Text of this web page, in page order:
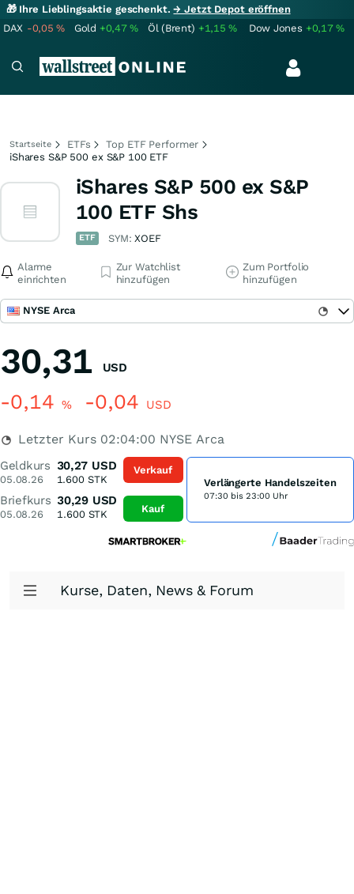
🎁 Ihre Lieblingsaktie geschenkt.→ Jetzt Depot eröffnen
DAX -0,05% Gold +0,47% Öl (Brent) +1,15% Dow Jones +0,17%
Startseite ETFs
Top ETF Performer
iShares S&P 500 ex S&P 100 ETF
iShares S&P 500 ex S&P
100 ETF Shs
ETF SYM:XOEF
Alarme
einrichten
Zur Watchlist
hinzufügen
Zum Portfolio
hinzufügen
NYSE Arca
30,31 USD
-0,14 % -0,04 USD
Letzter Kurs 02:04:00 NYSE Arca
Geldkurs
05.08.26
30,27 USD
1.600STK
Briefkurs
05.08.26
30,29 USD
1.600STK
Verkauf
Kauf
Verlängerte Handelszeiten
07:30 bis 23:00 Uhr
Kurse, Daten, News & Forum